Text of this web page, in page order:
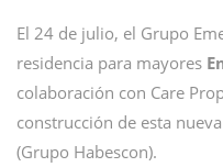
El 24 de julio, el Grupo
residencia para mayores
colaboración con Care
construcción de esta
(Grupo Habescon).